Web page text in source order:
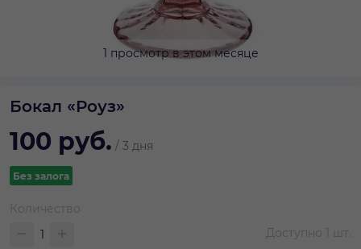
1 просмотр в этом месяце
Бокал «Роуз»
100 руб. / 3 дня
Без залога
Количество
Доступно 1 шт.